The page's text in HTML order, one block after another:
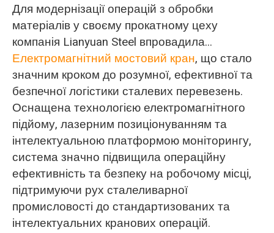
Для модернізації операцій з обробки
матеріалів у своєму прокатному цеху
компанія Lianyuan Steel впровадила...
Електромагнітний мостовий кран, що стало
значним кроком до розумної, ефективної та
безпечної логістики сталевих перевезень.
Оснащена технологією електромагнітного
підйому, лазерним позиціонуванням та
інтелектуальною платформою моніторингу,
система значно підвищила операційну
ефективність та безпеку на робочому місці,
підтримуючи рух сталеливарної
промисловості до стандартизованих та
інтелектуальних кранових операцій.